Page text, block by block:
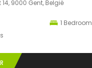
9000 Gent, België
1 Bedroom